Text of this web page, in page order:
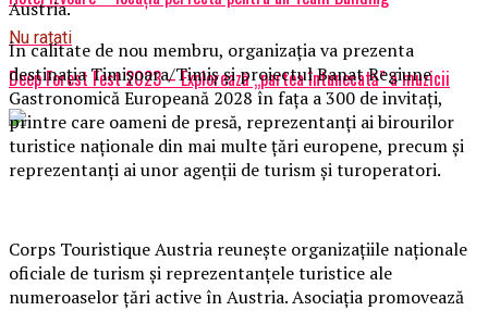
Nu ratati
Deep Forest Fest 2023 – Explorează „partea întunecată” a muzicii
Austria.
În calitate de nou membru, organizația va prezenta
destinația Timișoara/Timiș și proiectul Banat Regiune
Gastronomică Europeană 2028 în fața a 300 de invitați,
printre care oameni de presă, reprezentanți ai birourilor
turistice naționale din mai multe țări europene, precum și
reprezentanți ai unor agenții de turism și turoperatori.
Corps Touristique Austria reunește organizațiile naționale
oficiale de turism și reprezentanțele turistice ale
numeroaselor țări active în Austria. Asociația promovează